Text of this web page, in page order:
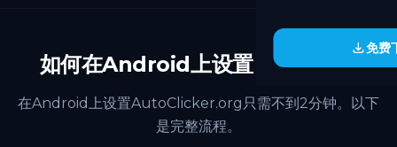
免费
如何在Android上设置自动点击器
在Android上设置AutoClicker.org只需不到2分钟。以下
是完整流程。